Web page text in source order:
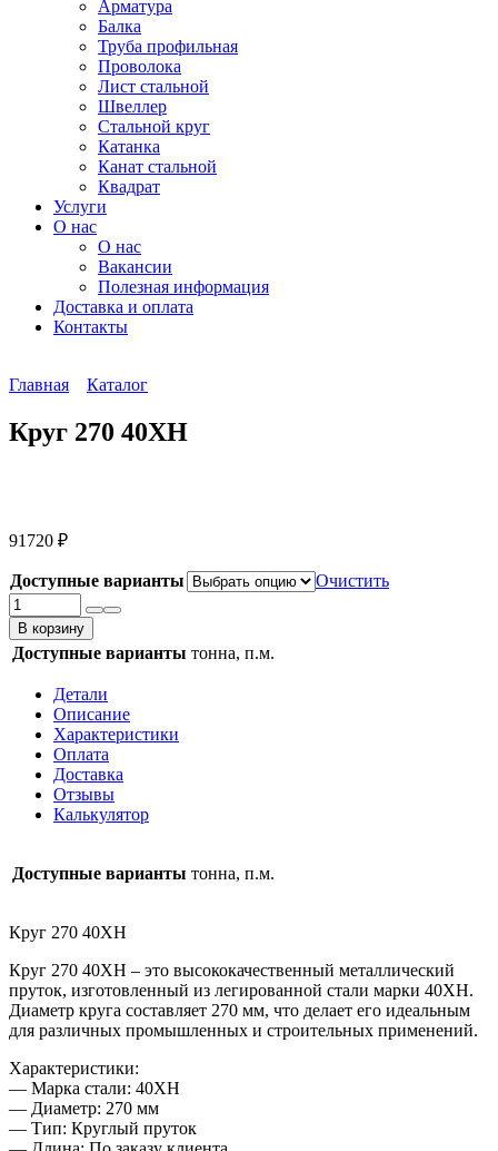
Арматура
Балка
Труба профильная
Проволока
Лист стальной
Швеллер
Стальной круг
Катанка
Канат стальной
Квадрат
Услуги
О нас
О нас
Вакансии
Полезная информация
Доставка и оплата
Контакты
Главная Каталог
Круг 270 40ХН
91720 ₽
Доступные варианты
Очистить
Количество
товара
Круг
270
В корзину
Доступные варианты тонна, п.м.
Детали
Описание
Характеристики
Оплата
Доставка
Отзывы
Калькулятор
Доступные варианты тонна, п.м.
Круг 270 40ХН
Круг 270 40ХН – это высококачественный металлический
пруток, изготовленный из легированной стали марки 40ХН.
Диаметр круга составляет 270 мм, что делает его идеальным
для различных промышленных и строительных применений.
Характеристики:
— Марка стали: 40ХН
— Диаметр: 270 мм
— Тип: Круглый пруток